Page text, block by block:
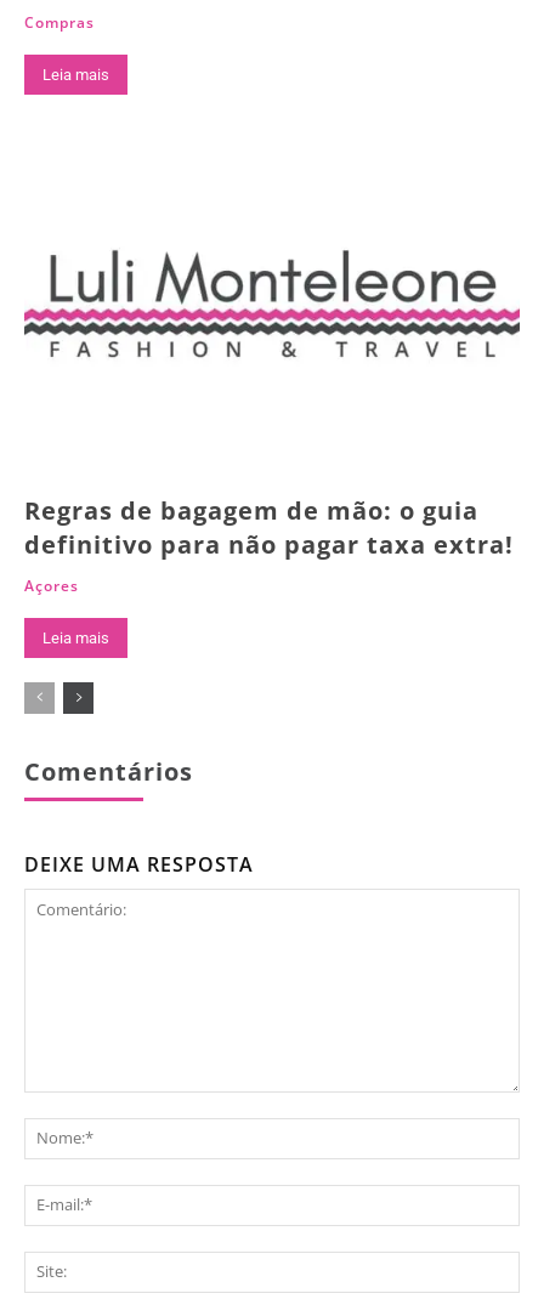
Compras
Leia mais
Regras de bagagem de mão: o guia
definitivo para não pagar taxa extra!
Açores
Leia mais
Comentários
DEIXE UMA RESPOSTA